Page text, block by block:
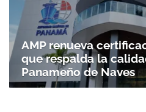
AMP renueva
que respalda la
Panameño de Naves